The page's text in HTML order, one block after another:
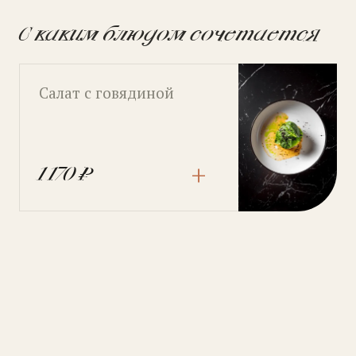
С каким блюдом сочетается
Салат с говядиной
1 170 ₽ +